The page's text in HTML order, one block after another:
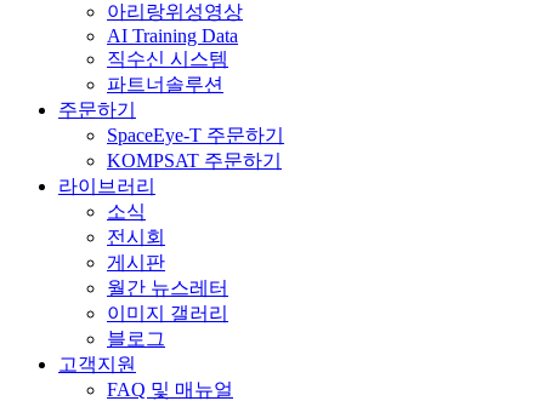
아리랑위성영상
AI Training Data
직수신 시스템
파트너솔루션
주문하기
SpaceEye-T 주문하기
KOMPSAT 주문하기
라이브러리
소식
전시회
게시판
월간 뉴스레터
이미지 갤러리
블로그
고객지원
FAQ 및 매뉴얼